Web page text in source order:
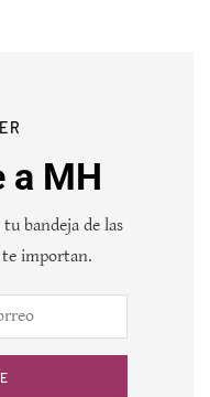
a MH
bandeja de las
importan.